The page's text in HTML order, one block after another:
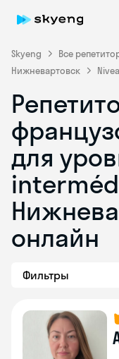
Skyeng Все
Нижневартовск
для
онлайн
Фильтры
Skyeng Chat